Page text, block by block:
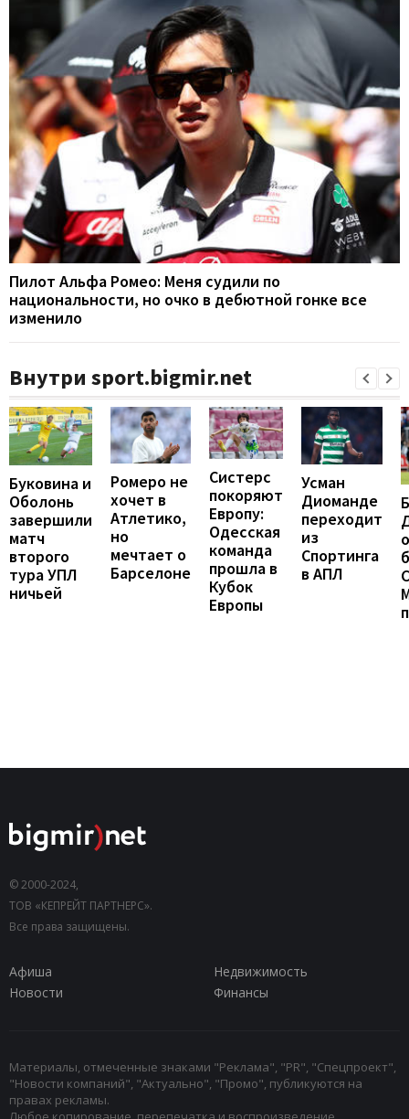
Пилот Альфа Ромео: Меня судили по
национальности, но очко в дебютной гонке все
изменило
Внутри sport.bigmir.net
Буковина и
Оболонь
завершили
матч
второго
тура УПЛ
ничьей
Ромеро не
хочет в
Атлетико,
но
мечтает о
Барселоне
Систерс
покоряют
Европу:
Одесская
команда
прошла в
Кубок
Европы
Усман
Диоманде
переходит
из
Спортинга
в АПЛ
© 2000-2024,
ТОВ «КЕПРЕЙТ ПАРТНЕРС».
Все права защищены.
Афиша
Недвижимость
Новости
Финансы
Материалы, отмеченные знаками "Реклама", "PR", "Спецпроект",
"Новости компаний", "Актуально", "Промо", публикуются на
правах рекламы.